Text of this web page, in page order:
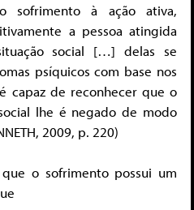
sofrimento à ação ativa,
a pessoa atingida
social […] delas se
psíquicos com base nos
capaz de reconhecer que o
lhe é negado de modo
2009, p. 220)
o sofrimento possui um